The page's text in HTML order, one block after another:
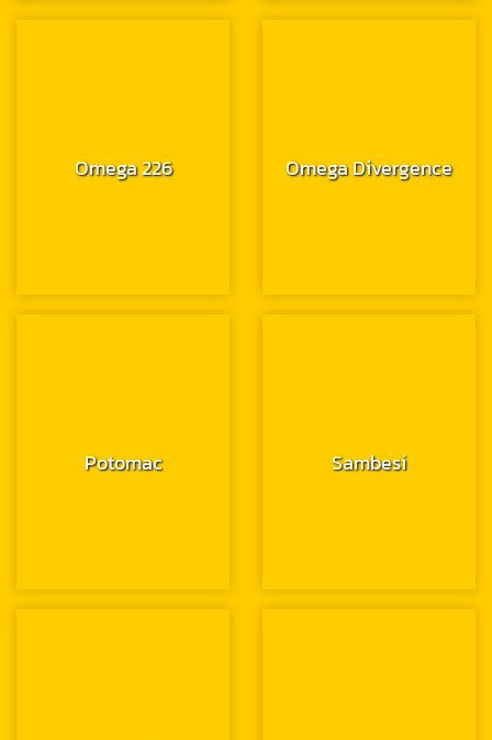
Omega 226 Omega Divergence
Potomac Sambesi